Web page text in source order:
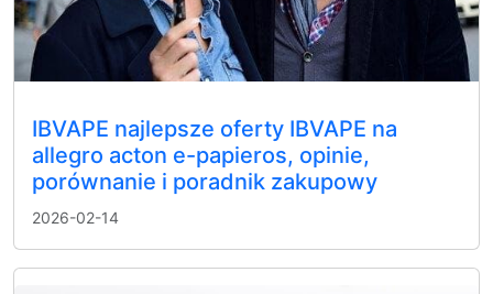
IBVAPE najlepsze oferty IBVAPE na
allegro acton e-papieros, opinie,
porównanie i poradnik zakupowy
2026-02-14